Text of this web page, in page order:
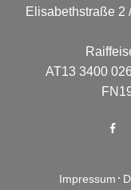
Elisabethstraße 2
AT13 3400
Impressum